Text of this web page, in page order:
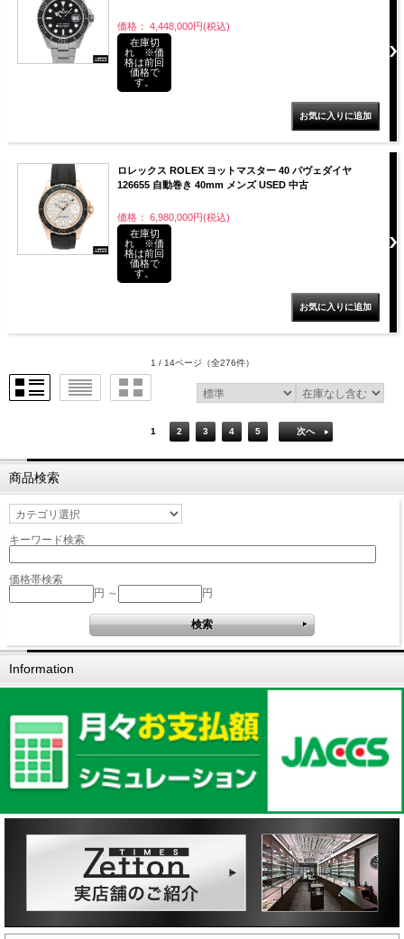
価格： 4,448,000円(税込)
在庫切
れ ※価
格は前回
価格で
す。
ロレックス ROLEX ヨットマスター 40 パヴェダイヤ
126655 自動巻き 40mm メンズ USED 中古
価格： 6,980,000円(税込)
在庫切
れ ※価
格は前回
価格で
す。
1 / 14ページ （全276件）
1 2 3 4 5 次へ
商品検索
キーワード検索
価格帯検索
円 ～
円
Information